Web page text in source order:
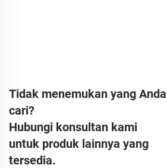
Tidak menemukan yang Anda
cari?
Hubungi konsultan kami
untuk produk lainnya yang
tersedia.